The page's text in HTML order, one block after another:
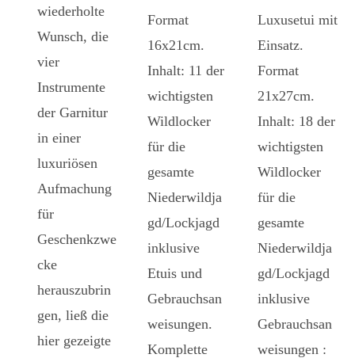
wiederholte
Wunsch, die
vier
Instrumente
der Garnitur
in einer
luxuriösen
Aufmachung
für
Geschenkzwe
cke
herauszubrin
gen, ließ die
hier gezeigte
Format
16x21cm.
Inhalt: 11 der
wichtigsten
Wildlocker
für die
gesamte
Niederwildja
gd/Lockjagd
inklusive
Etuis und
Gebrauchsan
weisungen.
Komplette
Luxusetui mit
Einsatz.
Format
21x27cm.
Inhalt: 18 der
wichtigsten
Wildlocker
für die
gesamte
Niederwildja
gd/Lockjagd
inklusive
Gebrauchsan
weisungen :